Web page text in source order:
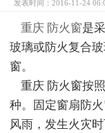
发表时间：2016-11-24
重庆 防火窗是
玻璃或防火复合
窗。
重庆 防火窗按
种。固定窗扇防
风雨，发生火灾